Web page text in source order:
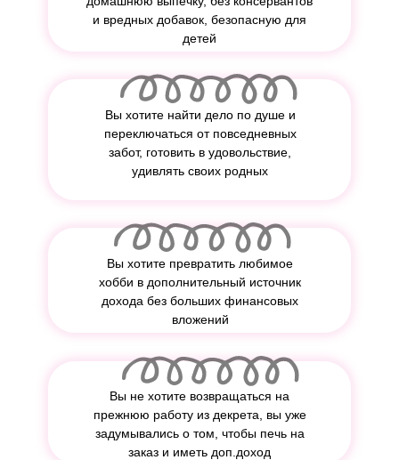
и вредных добавок, безопасную для
детей
Вы хотите найти дело по душе и
переключаться от повседневных
забот, готовить в удовольствие,
удивлять своих родных
Вы хотите превратить любимое
хобби в дополнительный источник
дохода без больших финансовых
вложений
Вы не хотите возвращаться на
прежнюю работу из декрета, вы уже
задумывались о том, чтобы печь на
заказ и иметь доп.доход